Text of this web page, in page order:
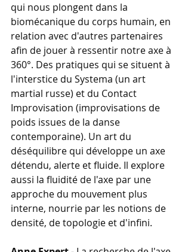
qui nous plongent dans la
biomécanique du corps humain, en
relation avec d'autres partenaires
afin de jouer à ressentir notre axe à
360°. Des pratiques qui se situent à
l'interstice du Systema (un art
martial russe) et du Contact
Improvisation (improvisations de
poids issues de la danse
contemporaine). Un art du
déséquilibre qui développe un axe
détendu, alerte et fluide. Il explore
aussi la fluidité de l'axe par une
approche du mouvement plus
interne, nourrie par les notions de
densité, de topologie et d'infini.